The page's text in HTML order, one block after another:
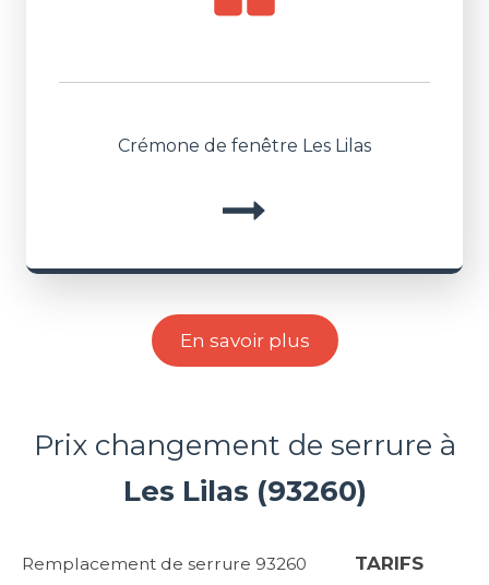
Crémone de fenêtre Les Lilas
En savoir plus
Prix changement de serrure à
Les Lilas (93260)
Remplacement de serrure 93260 TARIFS